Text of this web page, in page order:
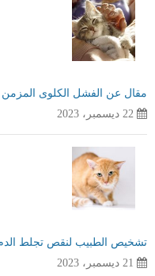
مقال عن الفشل الكلوى
22 ديسمبر، 2023
تشخيص الطبيب لنقص تجلط
21 ديسمبر، 2023